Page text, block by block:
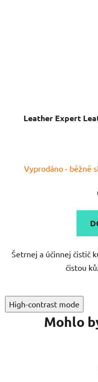
Leather Expert
Vyprodáno - běžně
Šetrnej a účinnej čistič
čistou
High-contrast mode
Mohlo